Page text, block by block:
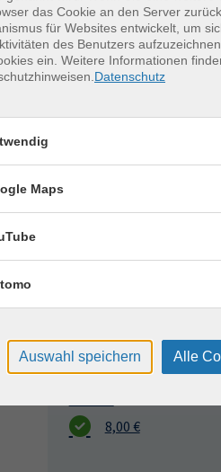
Freiheit, Sicherheit,
Lorenzettis Fresko
schlechten Regierung
zu Dresden
Baltischer Glanz -
8,00 €
das Cookie an den Server
für Websites entwickelt, um
des Benutzers
ein. Weitere Informationen
Datenschutz
Maps
Auswahl speichern Alle